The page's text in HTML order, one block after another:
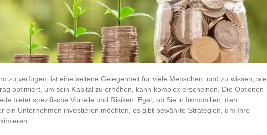
zu verfügen, ist eine seltene Gelegenheit für viele Menschen, und zu wissen, wie
optimiert, um sein Kapital zu erhöhen, kann komplex erscheinen. Die Optionen
bietet spezifische Vorteile und Risiken. Egal, ob Sie in Immobilien, den
ein Unternehmen investieren möchten, es gibt bewährte Strategien, um Ihre